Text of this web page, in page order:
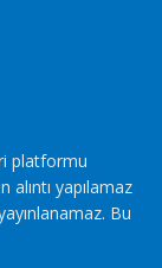
platformu
yapılamaz
Bu